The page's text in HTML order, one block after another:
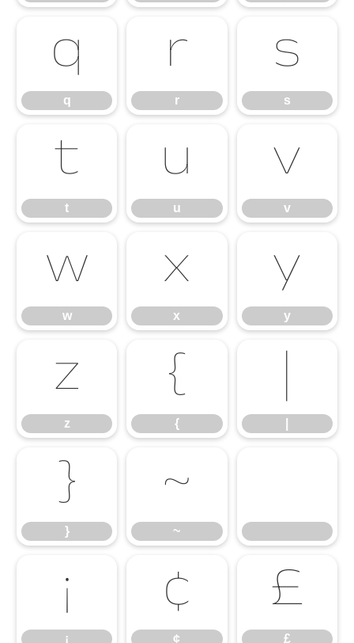
q
q r
r s
s
t
t u
u v
v
w
w x
x y
y
z
z {
{ |
}
} ~
~
¡¡ ¢
¢ £
£